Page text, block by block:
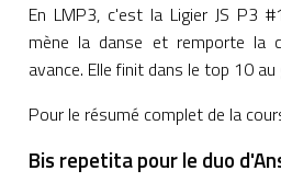
En LMP3, c'est la Ligier JS P3
mène la danse et remporte la
avance. Elle finit dans le top 10 au
Pour le résumé complet de la
Bis repetita pour le duo